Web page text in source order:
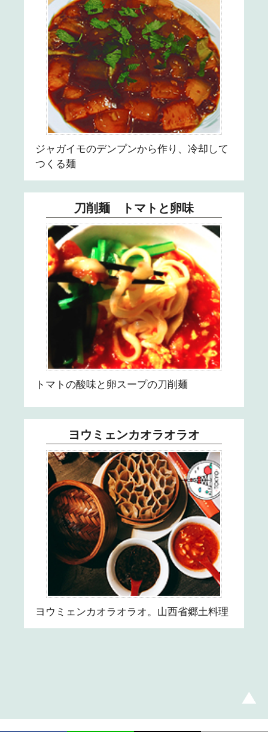
ジャガイモのデンプンから作り、冷却して
つくる麺
刀削麺 トマトと卵味
トマトの酸味と卵スープの刀削麺
ヨウミェンカオラオラオ
ヨウミェンカオラオラオ。山西省郷土料理